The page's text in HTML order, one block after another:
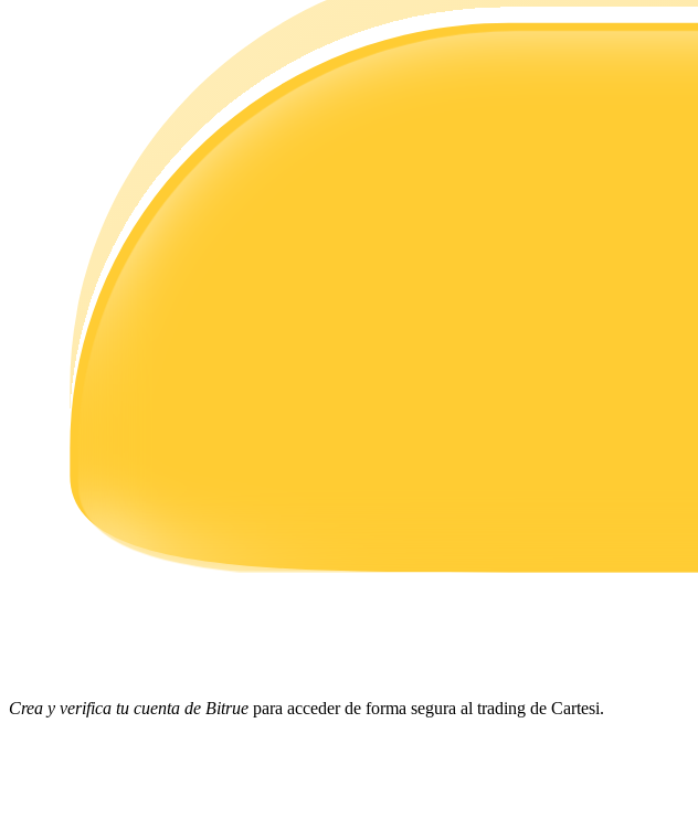
Estrategias comerciales
Aprenda cómo mantenerse rentable
Power Piggy
Gana recompensas competitivas diariamente
Crea y verifica tu cuenta de Bitrue para acceder de forma segura al trading de Cartesi.